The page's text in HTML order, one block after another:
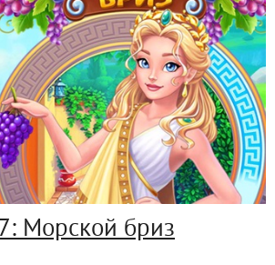
Морской бриз